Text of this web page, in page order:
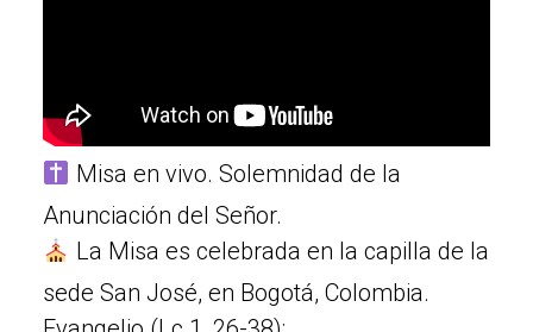
Misa en vivo. Solemnidad de la
Anunciación del Señor.
La Misa es celebrada en la capilla de la
sede San José, en Bogotá, Colombia.